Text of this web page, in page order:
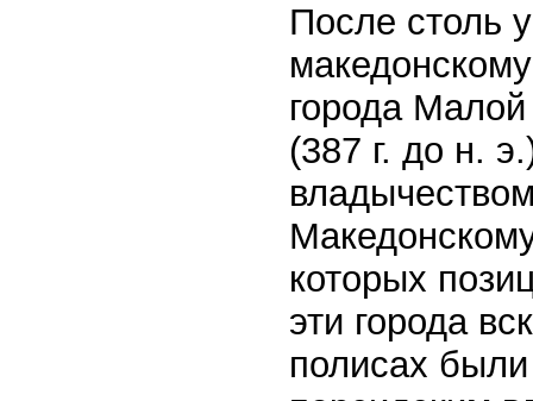
После столь
города
(387 г. до н.
которых
эти города
полисах